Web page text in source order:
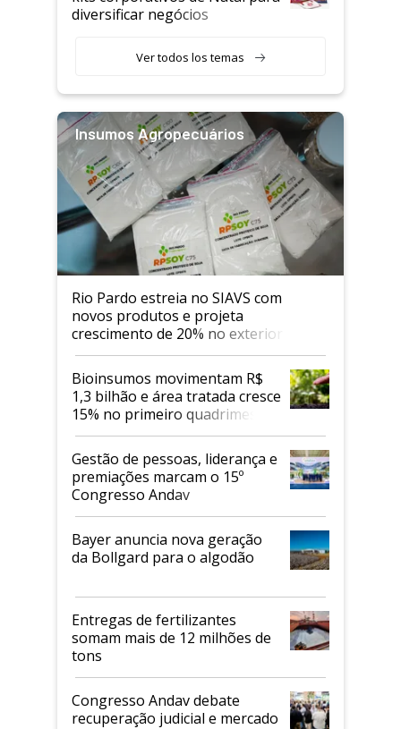
diversificar negócios
Ver todos los temas
Insumos Agropecuários
Rio Pardo estreia no SIAVS com
novos produtos e projeta
crescimento de 20% no exterior
Bioinsumos movimentam R$
1,3 bilhão e área tratada cresce
15% no primeiro quadrimestre
de 2026
Gestão de pessoas, liderança e
premiações marcam o 15º
Congresso Andav
Bayer anuncia nova geração
da Bollgard para o algodão
Entregas de fertilizantes
somam mais de 12 milhões de
tons
Congresso Andav debate
recuperação judicial e mercado